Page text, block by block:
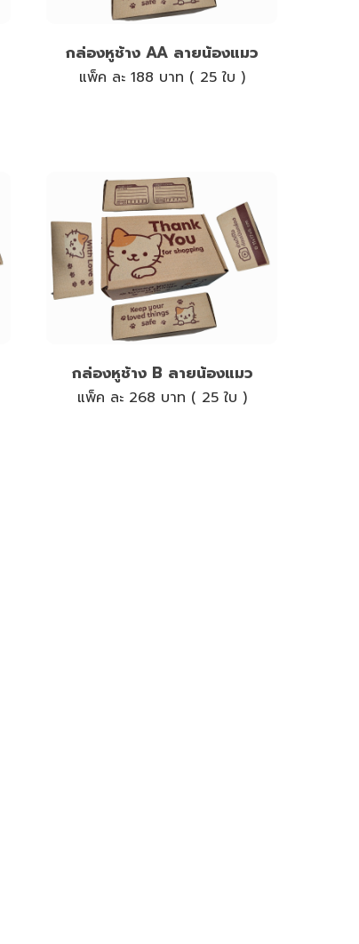
กล่องหูช้าง AA ลายน้องแมว
แพ็ค ละ 188 บาท ( 25 ใบ )
กล่องหูช้าง B ลายน้องแมว
แพ็ค ละ 268 บาท ( 25 ใบ )